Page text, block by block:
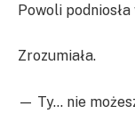
Powoli
Zrozumiała.
— Ty… nie